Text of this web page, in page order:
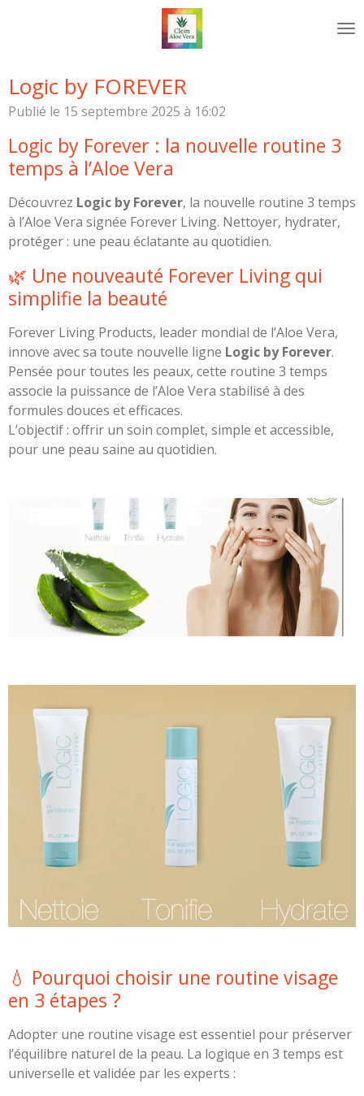
Logic by FOREVER
Publié le 15 septembre 2025 à 16:02
Logic by Forever : la nouvelle routine 3
temps à l’Aloe Vera
Découvrez Logic by Forever, la nouvelle routine 3 temps
à l’Aloe Vera signée Forever Living. Nettoyer, hydrater,
protéger : une peau éclatante au quotidien.
🌿 Une nouveauté Forever Living qui
simplifie la beauté
Forever Living Products, leader mondial de l’Aloe Vera,
innove avec sa toute nouvelle ligne Logic by Forever.
Pensée pour toutes les peaux, cette routine 3 temps
associe la puissance de l’Aloe Vera stabilisé à des
formules douces et efficaces.
L’objectif : offrir un soin complet, simple et accessible,
pour une peau saine au quotidien.
💧 Pourquoi choisir une routine visage
en 3 étapes ?
Adopter une routine visage est essentiel pour préserver
l’équilibre naturel de la peau. La logique en 3 temps est
universelle et validée par les experts :